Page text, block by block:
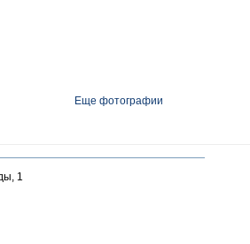
Еще фотографии
1